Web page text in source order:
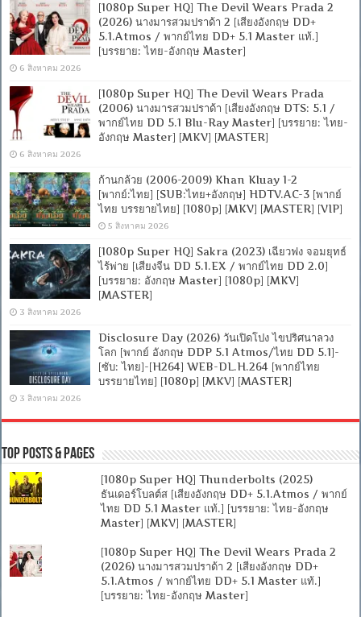
[1080p Super HQ] The Devil Wears Prada 2
(2026) นางมารสวมปราด้า 2 [เสียงอังกฤษ DD+
5.1.Atmos / พากย์ไทย DD+ 5.1 Master แท้.]
[บรรยาย: ไทย-อังกฤษ Master]
6 สิงหาคม 2026
[1080p Super HQ] The Devil Wears Prada
(2006) นางมารสวมปราด้า [เสียงอังกฤษ DTS: 5.1 /
พากย์ไทย DD 5.1 Blu-Ray Master] [บรรยาย: ไทย-
อังกฤษ Master] [MKV] [MASTER]
6 สิงหาคม 2026
ก้านกล้วย (2006-2009) Khan Kluay 1-2
[พากย์:ไทย] [SUB:ไทย+อังกฤษ] HDTV.AC-3 [พากย์
ไทย บรรยายไทย] [1080p] [MKV] [MASTER] [VIP]
5 สิงหาคม 2026
[1080p Super HQ] Sakra (2023) เฉียวฟง จอมยุทธ์
ไร้พ่าย [เสียงจีน DD 5.1.EX / พากย์ไทย DD 2.0]
[บรรยาย: อังกฤษ Master] [1080p] [MKV]
[MASTER]
3 สิงหาคม 2026
Disclosure Day (2026) วันเปิดโปง ไขปริศนาลวง
โลก [พากย์ อังกฤษ DDP 5.1 Atmos/ไทย DD 5.1]-
[ซับ: ไทย]-[H264] WEB-DL.H.264 [พากย์ไทย
บรรยายไทย] [1080p] [MKV] [MASTER]
3 สิงหาคม 2026
Top Posts & Pages
[1080p Super HQ] Thunderbolts (2025)
ธันเดอร์โบลต์ส [เสียงอังกฤษ DD+ 5.1.Atmos / พากย์
ไทย DD 5.1 Master แท้.] [บรรยาย: ไทย-อังกฤษ
Master] [MKV] [MASTER]
[1080p Super HQ] The Devil Wears Prada 2
(2026) นางมารสวมปราด้า 2 [เสียงอังกฤษ DD+
5.1.Atmos / พากย์ไทย DD+ 5.1 Master แท้.]
[บรรยาย: ไทย-อังกฤษ Master]